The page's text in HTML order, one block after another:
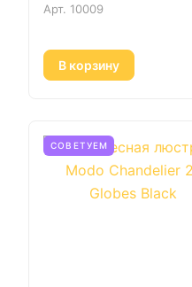
Арт. 10009
В корзину
СОВЕТУЕМ